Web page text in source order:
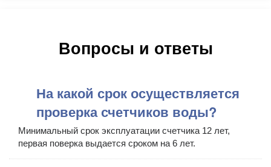
Вопросы и ответы
На какой срок осуществляется
проверка счетчиков воды?
Минимальный срок эксплуатации счетчика 12 лет,
первая поверка выдается сроком на 6 лет.